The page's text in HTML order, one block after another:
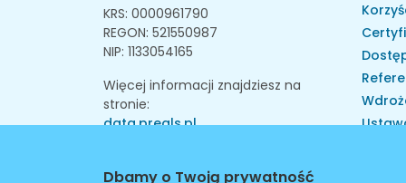
KRS: 0000961790
REGON: 521550987
NIP: 1133054165
Więcej informacji znajdziesz na
stronie:
data.preals.pl
Dbamy o Twoją prywatność